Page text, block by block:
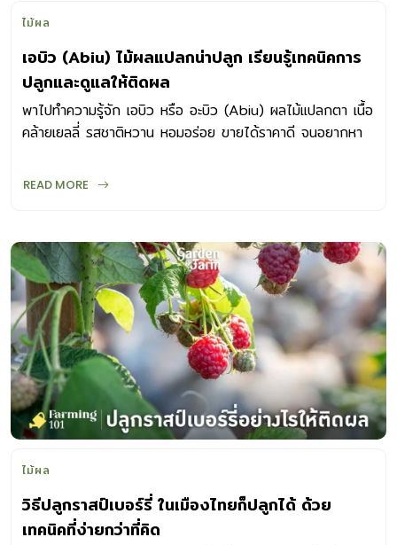
ไม้ผล
เอบิว (Abiu) ไม้ผลแปลกน่าปลูก เรียนรู้เทคนิคการ
ปลูกและดูแลให้ติดผล
พาไปทำความรู้จัก เอบิว หรือ อะบิว (Abiu) ผลไม้แปลกตา เนื้อ
คล้ายเยลลี่ รสชาติหวาน หอมอร่อย ขายได้ราคาดี จนอยากหา
READ MORE
ไม้ผล
วิธีปลูกราสป์เบอร์รี่ ในเมืองไทยก็ปลูกได้ ด้วย
เทคนิคที่ง่ายกว่าที่คิด